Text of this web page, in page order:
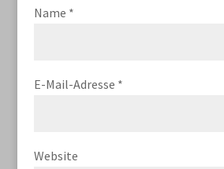
Name *
E-Mail-Adresse *
Website